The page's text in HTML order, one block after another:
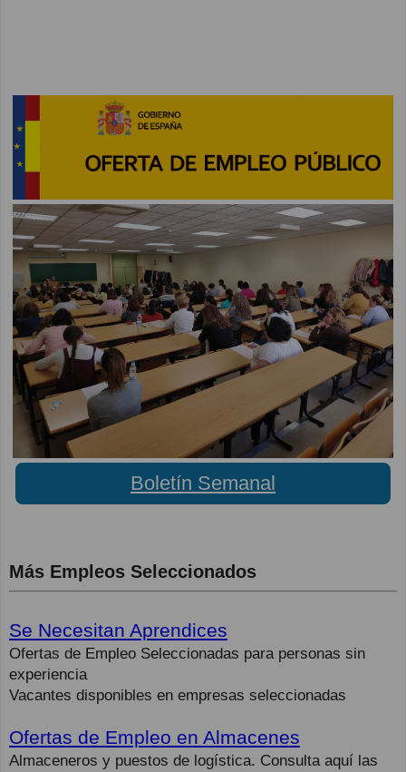
Boletín Semanal
Más Empleos Seleccionados
Se Necesitan Aprendices
Ofertas de Empleo Seleccionadas para personas sin
experiencia
Vacantes disponibles en empresas seleccionadas
Ofertas de Empleo en Almacenes
Almaceneros y puestos de logística. Consulta aquí las